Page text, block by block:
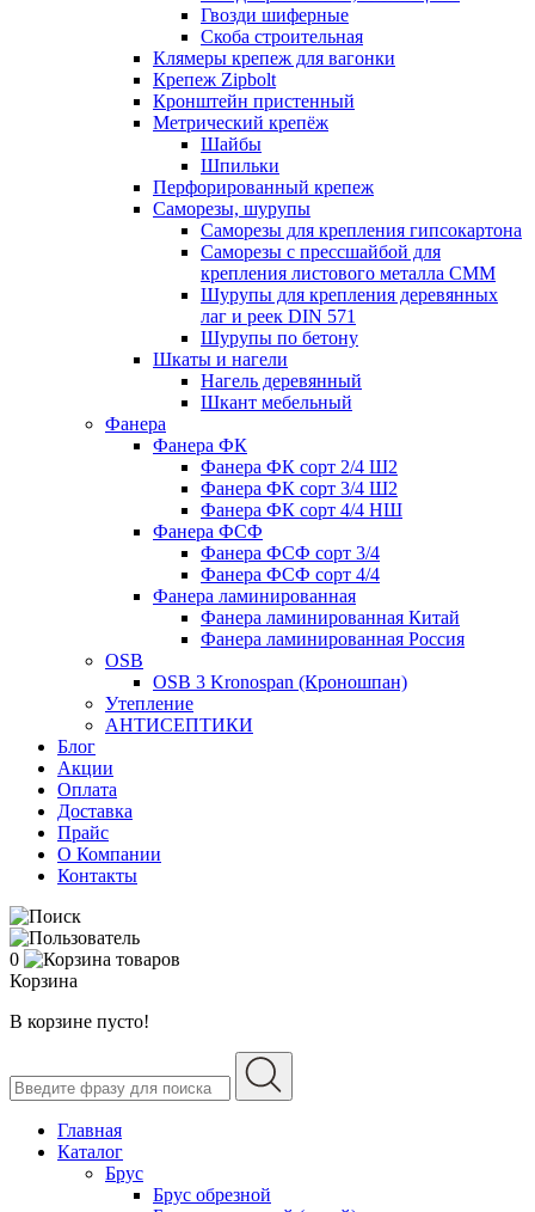
Гвозди шиферные
Скоба строительная
Клямеры крепеж для вагонки
Крепеж Zipbolt
Кронштейн пристенный
Метрический крепёж
Шайбы
Шпильки
Перфорированный крепеж
Саморезы, шурупы
Саморезы для крепления гипсокартона
Саморезы с прессшайбой для
крепления листового металла СММ
Шурупы для крепления деревянных
лаг и реек DIN 571
Шурупы по бетону
Шкаты и нагели
Нагель деревянный
Шкант мебельный
Фанера
Фанера ФК
Фанера ФК сорт 2/4 Ш2
Фанера ФК сорт 3/4 Ш2
Фанера ФК сорт 4/4 НШ
Фанера ФСФ
Фанера ФСФ сорт 3/4
Фанера ФСФ сорт 4/4
Фанера ламинированная
Фанера ламинированная Китай
Фанера ламинированная Россия
OSB
OSB 3 Kronospan (Кроношпан)
Утепление
АНТИСЕПТИКИ
Блог
Акции
Оплата
Доставка
Прайс
О Компании
Контакты
0
Корзина
В корзине пусто!
Главная
Каталог
Брус
Брус обрезной